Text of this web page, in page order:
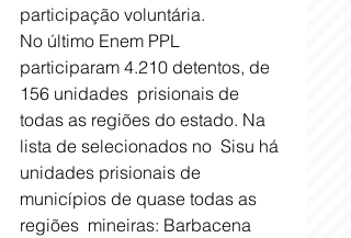
participação voluntária.
No último Enem PPL
participaram 4.210 detentos, de
156 unidades  prisionais de
todas as regiões do estado. Na
lista de selecionados no  Sisu há
unidades prisionais de
municípios de quase todas as
regiões  mineiras: Barbacena